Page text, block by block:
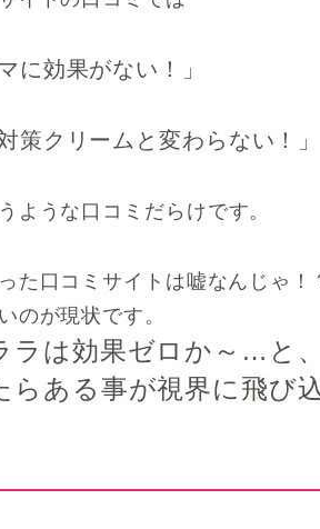
に効果がない！」
策クリームと変わらない！」
ような口コミ だらけです。
た口コミサイトは嘘なんじゃ
のが現状です。
ラは効果ゼロか～…と
らある事が視界に飛び